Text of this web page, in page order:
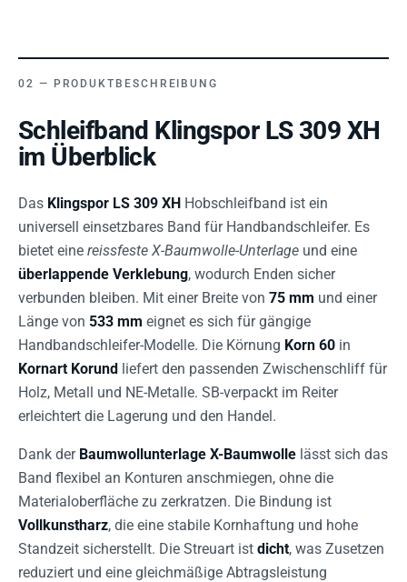
PRODUKTBESCHREIBUNG
Schleifband Klingspor LS 309 XH
im Überblick
Das Klingspor LS 309 XH Hobschleifband ist ein
universell einsetzbares Band für Handbandschleifer. Es
bietet eine reissfeste X-Baumwolle-Unterlage und eine
überlappende Verklebung, wodurch Enden sicher
verbunden bleiben. Mit einer Breite von 75 mm und einer
Länge von 533 mm eignet es sich für gängige
Handbandschleifer-Modelle. Die Körnung Korn 60 in
Kornart Korund liefert den passenden Zwischenschliff für
Holz, Metall und NE-Metalle. SB-verpackt im Reiter
erleichtert die Lagerung und den Handel.
Dank der Baumwollunterlage X-Baumwolle lässt sich das
Band flexibel an Konturen anschmiegen, ohne die
Materialoberfläche zu zerkratzen. Die Bindung ist
Vollkunstharz, die eine stabile Kornhaftung und hohe
Standzeit sicherstellt. Die Streuart ist dicht, was Zusetzen
reduziert und eine gleichmäßige Abtragsleistung